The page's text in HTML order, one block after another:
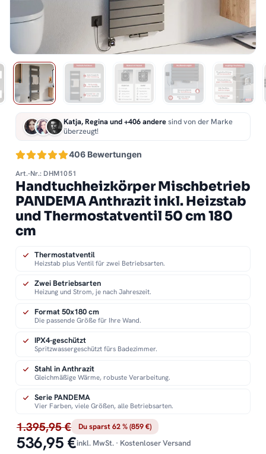
406 Bewertungen
Katja, Regina und +406 anderesind von der Marke
überzeugt!
Art.-Nr.: DHM1051
Handtuchheizkörper Mischbetrieb
PANDEMA Anthrazit inkl. Heizstab
und Thermostatventil 50 cm 180
cm
1.395,95 € Du sparst 62 % (859 €)
536,95 €inkl. MwSt. · Kostenloser Versand
Thermostatventil
Heizstab plus Ventil für zwei Betriebsarten.
Zwei Betriebsarten
Heizung und Strom, je nach Jahreszeit.
Format 50x180 cm
Die passende Größe für Ihre Wand.
IPX4-geschützt
Spritzwassergeschützt fürs Badezimmer.
Stahl in Anthrazit
Gleichmäßige Wärme, robuste Verarbeitung.
Serie PANDEMA
Vier Farben, viele Größen, alle Betriebsarten.